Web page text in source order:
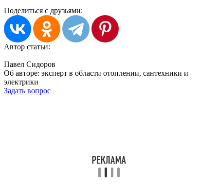
Поделиться с друзьями:
Автор статьи:
Павел Сидоров
Об авторе: эксперт в области отоплении, сантехники и
электрики
Задать вопрос